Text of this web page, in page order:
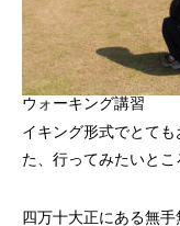
ウォーキング講習
イキング形式でとて
た、行ってみたいとこ
四万十大正にある無